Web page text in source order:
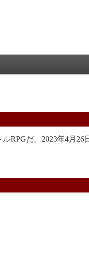
だ。2023年4月26